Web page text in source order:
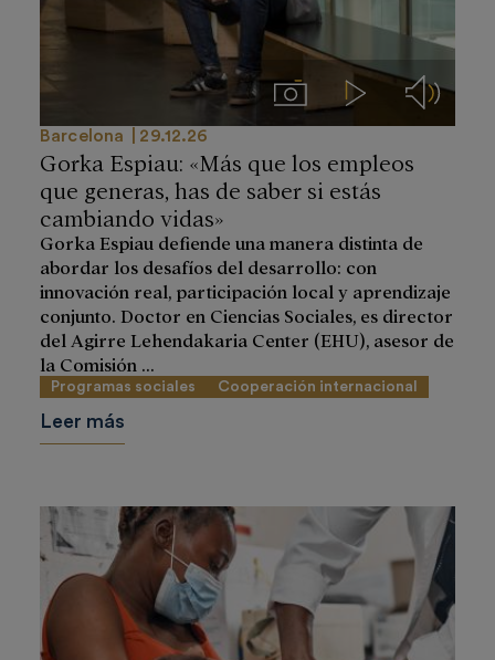
ImágenesVideos Audios
Barcelona 29.12.26
Gorka Espiau: «Más que los empleos
que generas, has de saber si estás
cambiando vidas»
Gorka Espiau defiende una manera distinta de
abordar los desafíos del desarrollo: con
innovación real, participación local y aprendizaje
conjunto. Doctor en Ciencias Sociales, es director
del Agirre Lehendakaria Center (EHU), asesor de
la Comisión ...
Programas sociales Cooperación internacional
Leer más